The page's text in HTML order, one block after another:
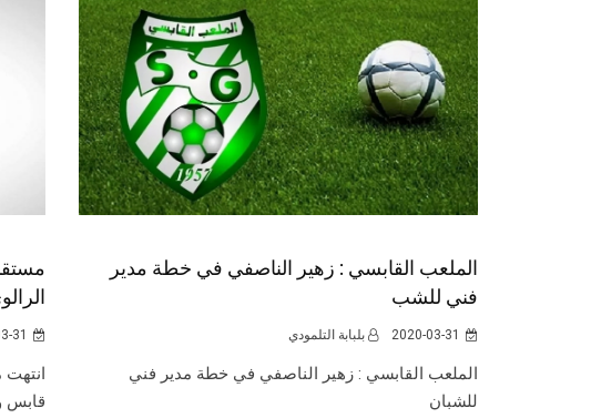
31
قابس
الملعب القابسي : زهير الناصفي في خطة مدير
فني للشب
2020-03-31 بلبابة التلمودي
الملعب القابسي : زهير الناصفي في خطة مدير فني
للشبان